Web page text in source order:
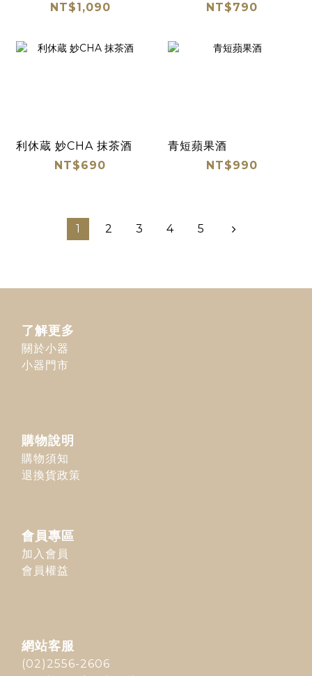
NT$1,090
NT$790
利休蔵 妙CHA 抹茶酒
NT$690
青短蘋果酒
NT$990
1 2 3 4 5
了解更多
關於小器
小器門市
購物說明
購物須知
退換貨政策
會員專區
加入會員
會員權益
網站客服
(02)2556-2606